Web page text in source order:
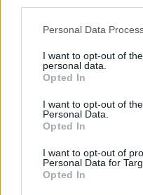
Personal Data
I want to opt-out of
personal data.
Opted In
I want to opt-out of
Personal Data.
Opted In
I want to opt-out of
Personal Data for
Opted In
32 laipsnių šilumos
Žinios | Orai
V. Zalužno pasisakymą
Ukrainos politikoje: jis
Laidos Nauja diena
Nufilmavo, kaip patvino